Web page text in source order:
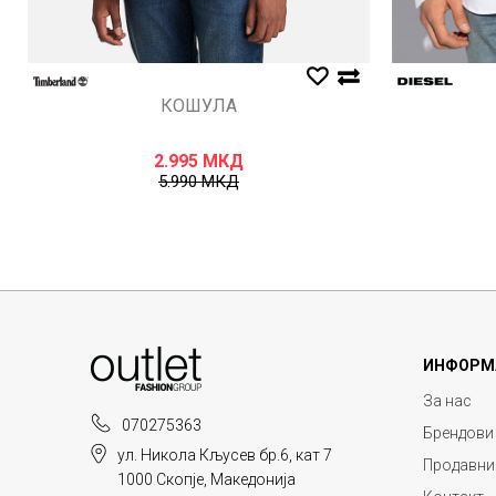
КОШУЛА
2.995 МКД
5.990МКД
070275363
ул. Никола Кљусев бр.6, кат 7
1000 Скопје, Македонија
За нас
Брендови